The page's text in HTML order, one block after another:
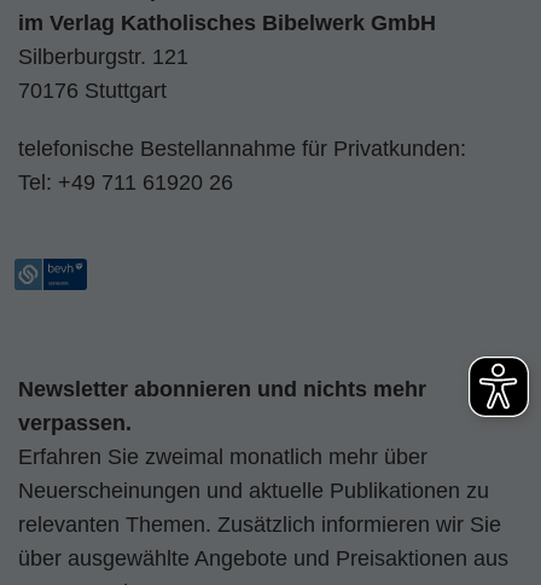
im Verlag Katholisches Bibelwerk GmbH
Silberburgstr. 121
70176 Stuttgart
telefonische Bestellannahme für Privatkunden:
Tel: +49 711 61920 26
Newsletter abonnieren und nichts mehr
verpassen.
Erfahren Sie zweimal monatlich mehr über
Neuerscheinungen und aktuelle Publikationen zu
relevanten Themen. Zusätzlich informieren wir Sie
über ausgewählte Angebote und Preisaktionen aus